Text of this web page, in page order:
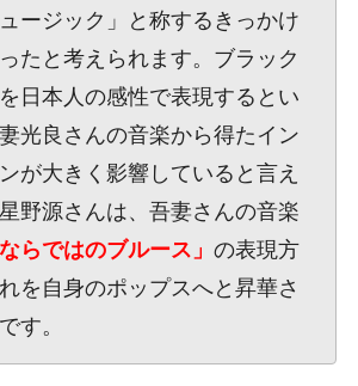
ュージック」と称するきっかけ
たと考えられます。ブラック
日本人の感性で表現するとい
光良さんの音楽から得たイン
が大きく影響していると言え
野源さんは、吾妻さんの音楽
らではのブルース」 の表現方
を自身のポップスへと昇華さ
す。